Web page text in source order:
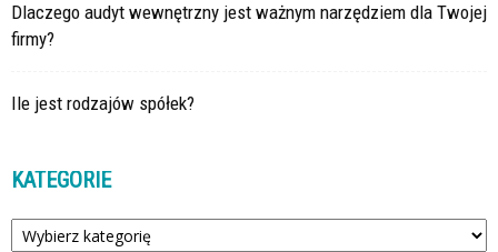
Dlaczego audyt wewnętrzny jest ważnym narzędziem dla Twojej
firmy?
Ile jest rodzajów spółek?
KATEGORIE
Kategorie